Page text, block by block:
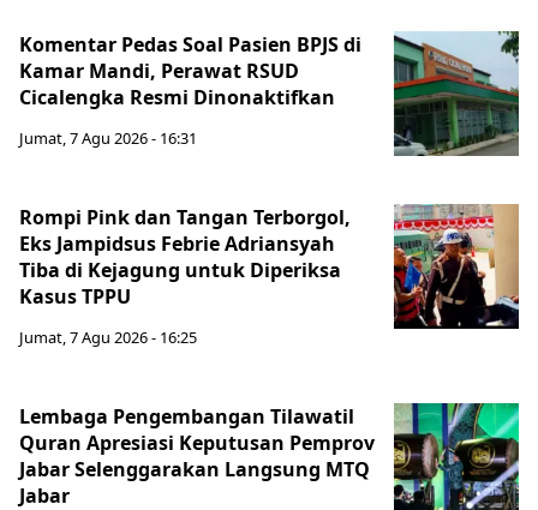
Komentar Pedas Soal Pasien BPJS di
Kamar Mandi, Perawat RSUD
Cicalengka Resmi Dinonaktifkan
Jumat, 7 Agu 2026 - 16:31
Rompi Pink dan Tangan Terborgol,
Eks Jampidsus Febrie Adriansyah
Tiba di Kejagung untuk Diperiksa
Kasus TPPU
Jumat, 7 Agu 2026 - 16:25
Lembaga Pengembangan Tilawatil
Quran Apresiasi Keputusan Pemprov
Jabar Selenggarakan Langsung MTQ
Jabar